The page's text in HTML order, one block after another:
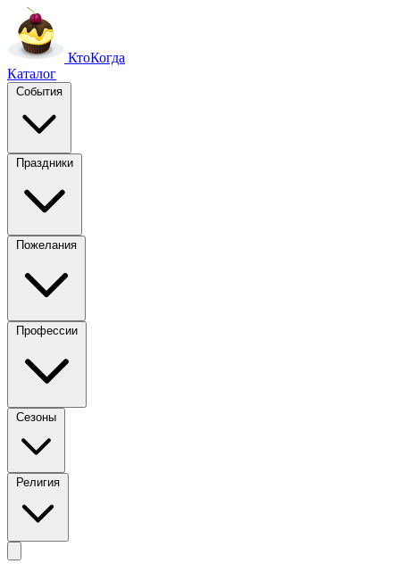
КтоКогда
Каталог
События
Праздники
Пожелания
Профессии
Сезоны
Религия